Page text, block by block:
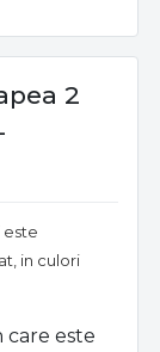
2
este
in culori
care este